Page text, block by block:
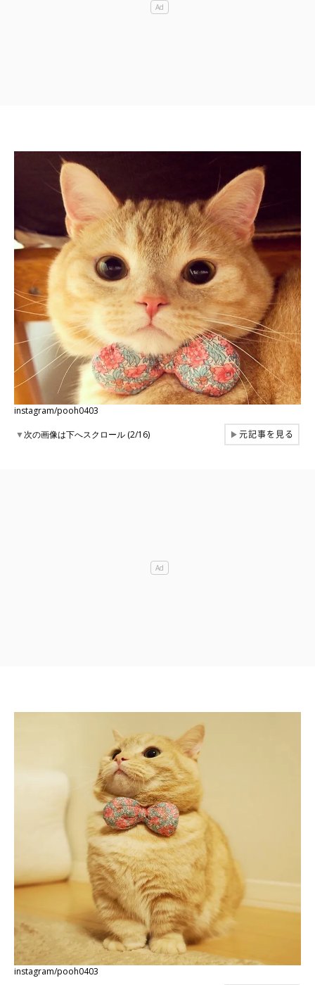
instagram/pooh0403
▼次の画像は下へスクロール (2/16) ▶元記事を見る
instagram/pooh0403